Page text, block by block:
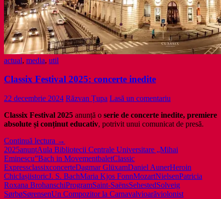
actual, media, util
Classix Festival 2025: concerte inedite
22 decembrie 2024 Răzvan Țupa Lasă un comentariu
Classix Festival 2025 anunță o serie de concerte inedite, premiere
absolute și conținut educativ, potrivit unui comunicat de presă.
Continuă lectura Classix
Festival
2025:
concerte
inedite
→
2025anunțAula Bibliotecii Centrale Universitare „Mihai
Eminescu”Bach in MovementbaletClassic
ExpressclassixconcerteDagmar GlüxamDaniel AunerHeroin
ChicIașiistoricJ. S. BachMaria Kjos FonnMozartNielsenPatricia
Roxana BrohanschiProgramSaint-SaënsSehestedSolveig
SørbøSørensenUn Compozitor la Carnavalvioarăviolonist